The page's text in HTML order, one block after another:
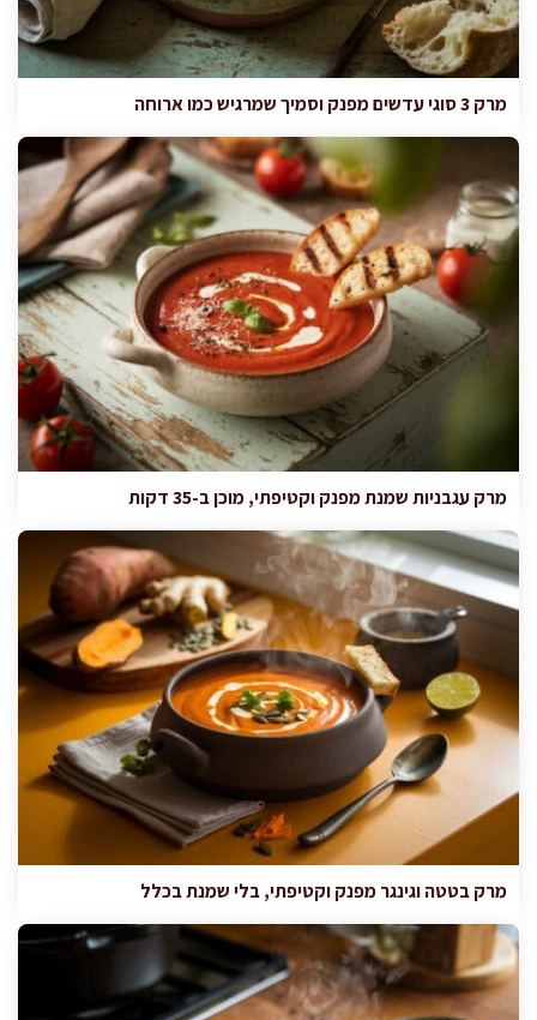
מרק 3 סוגי עדשים מפנק וסמיך שמרגיש כמו ארוחה
מרק עגבניות שמנת מפנק וקטיפתי, מוכן ב-35 דקות
מרק בטטה וגינגר מפנק וקטיפתי, בלי שמנת בכלל